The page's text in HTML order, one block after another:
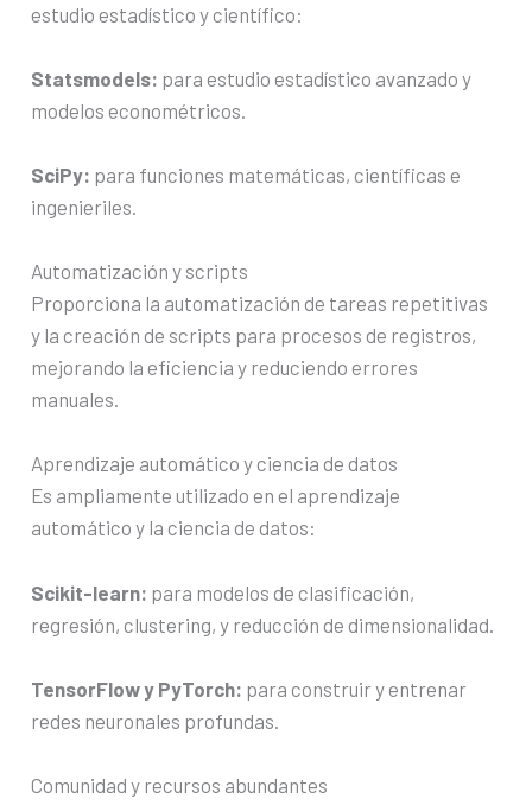
estudio estadístico y científico:
Statsmodels: para estudio estadístico avanzado y
modelos econométricos.
SciPy: para funciones matemáticas, científicas e
ingenieriles.
Automatización y scripts
Proporciona la automatización de tareas repetitivas
y la creación de scripts para procesos de registros,
mejorando la eficiencia y reduciendo errores
manuales.
Aprendizaje automático y ciencia de datos
Es ampliamente utilizado en el aprendizaje
automático y la ciencia de datos:
Scikit-learn: para modelos de clasificación,
regresión, clustering, y reducción de dimensionalidad.
TensorFlow y PyTorch: para construir y entrenar
redes neuronales profundas.
Comunidad y recursos abundantes